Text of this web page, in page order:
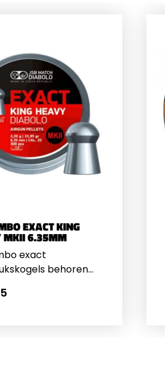
tot 44mm
Met Front
EXACT KING
MKII 6.35MM
exact
behoren